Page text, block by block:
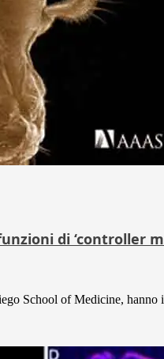
di ‘controller
School of Medicine, hanno